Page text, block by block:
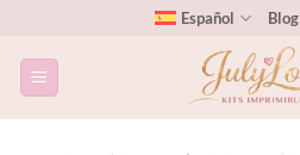
Español Blog